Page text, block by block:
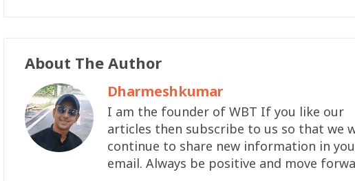
About The Author
Dharmeshkumar
I am the founder of WBT If you like our
articles then subscribe to us so that we
continue to share new information in
email. Always be positive and move